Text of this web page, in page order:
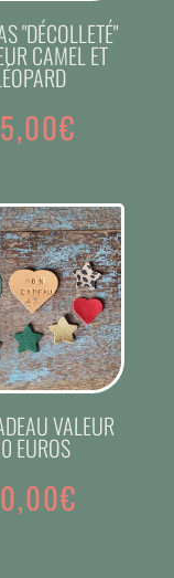
"DÉCOLLETÉ"
CAMEL ET
€
VALEUR
EUROS
€